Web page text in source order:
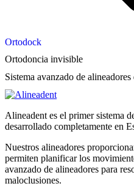
Ortodock
Ortodoncia invisible
Sistema avanzado de
Alineadent es el primer sistema
desarrollado completamente en
Nuestros alineadores
permiten planificar los
avanzado de alineadores para
maloclusiones.